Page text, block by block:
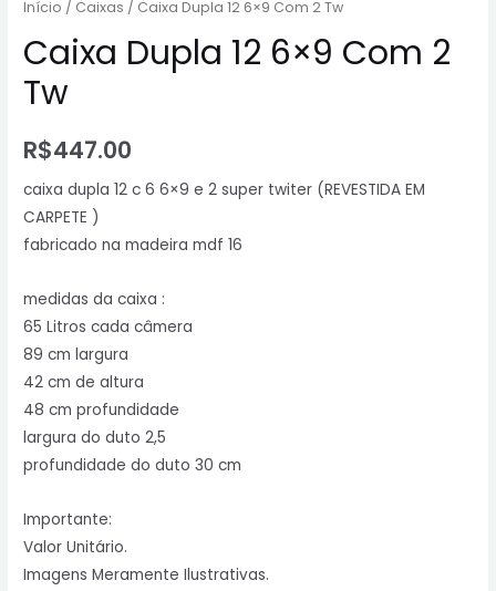
Início / Caixas / Caixa Dupla 12 6×9 Com 2 Tw
Caixa Dupla 12 6×9 Com 2
Tw
R$447.00
caixa dupla 12 c 6 6×9 e 2 super twiter (REVESTIDA EM
CARPETE )
fabricado na madeira mdf 16
medidas da caixa :
65 Litros cada câmera
89 cm largura
42 cm de altura
48 cm profundidade
largura do duto 2,5
profundidade do duto 30 cm
Importante:
Valor Unitário.
Imagens Meramente Ilustrativas.